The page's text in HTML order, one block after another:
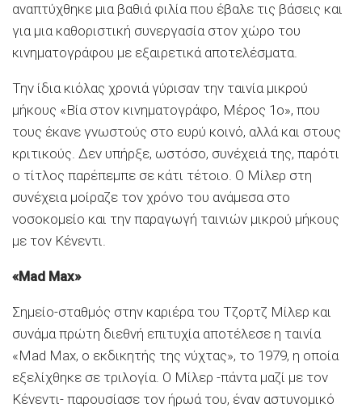
αναπτύχθηκε μια βαθιά φιλία που έβαλε τις βάσεις και
για μια καθοριστική συνεργασία στον χώρο του
κινηματογράφου με εξαιρετικά αποτελέσματα.
Την ίδια κιόλας χρονιά γύρισαν την ταινία μικρού
μήκους «Βία στον κινηματογράφο, Μέρος 1ο», που
τους έκανε γνωστούς στο ευρύ κοινό, αλλά και στους
κριτικούς. Δεν υπήρξε, ωστόσο, συνέχειά της, παρότι
ο τίτλος παρέπεμπε σε κάτι τέτοιο. Ο Μίλερ στη
συνέχεια μοίραζε τον χρόνο του ανάμεσα στο
νοσοκομείο και την παραγωγή ταινιών μικρού μήκους
με τον Κένεντι.
«Mad Μax»
Σημείο-σταθμός στην καριέρα του Τζορτζ Μίλερ και
συνάμα πρώτη διεθνή επιτυχία αποτέλεσε η ταινία
«Mad Max, ο εκδικητής της νύχτας», τo 1979, η οποία
εξελίχθηκε σε τριλογία. Ο Μίλερ -πάντα μαζί με τον
Κένεντι- παρουσίασε τον ήρωά του, έναν αστυνομικό